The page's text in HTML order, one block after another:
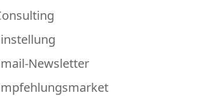
Newsletter